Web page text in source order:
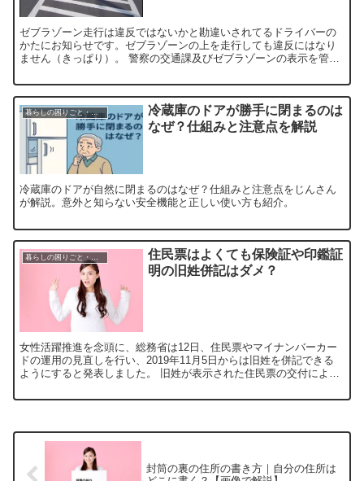
ゼブラゾーン走行は違反ではないかと勘違いされてるドライバーの
かたにお知らせです。ゼブラゾーンの上を走行しても違反にはなり
ません（きっぱり）。 警察の交通課及びゼブラゾーンの表示を管理
暮らしの困りごと・生活ルール
冷蔵庫のドアが勝手に閉まるのは
なぜ？仕組みと注意点を解説
冷蔵庫のドアが自然に閉まるのはなぜ？仕組みと注意点をじんさん
が解説。意外と知らない安全機能と正しい使い方も紹介。
暮らしの困りごと・生活ルール
住民票はよくても保険証や印鑑証
明の旧姓併記はダメ？
女性活躍推進を念頭に、総務省は12日、住民票やマイナンバーカー
ドの運用の見直しを行い、2019年11月5日からは旧姓を併記できる
ようにすると発表しました。 旧姓が表示された住民票の交付によ
封筒の裏の住所の書き方｜自分の住所は